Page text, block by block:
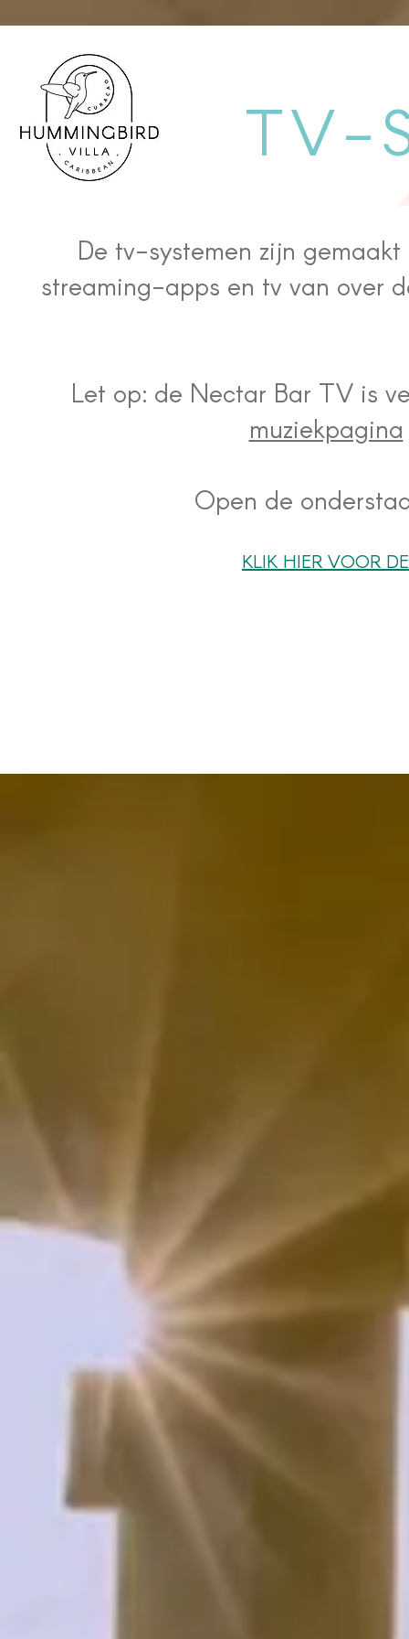
TV-
De tv-systemen zijn
streaming-apps en tv van over
Let op: de Nectar Bar TV is
muziekpagina
Open de
KLIK HIER VOOR